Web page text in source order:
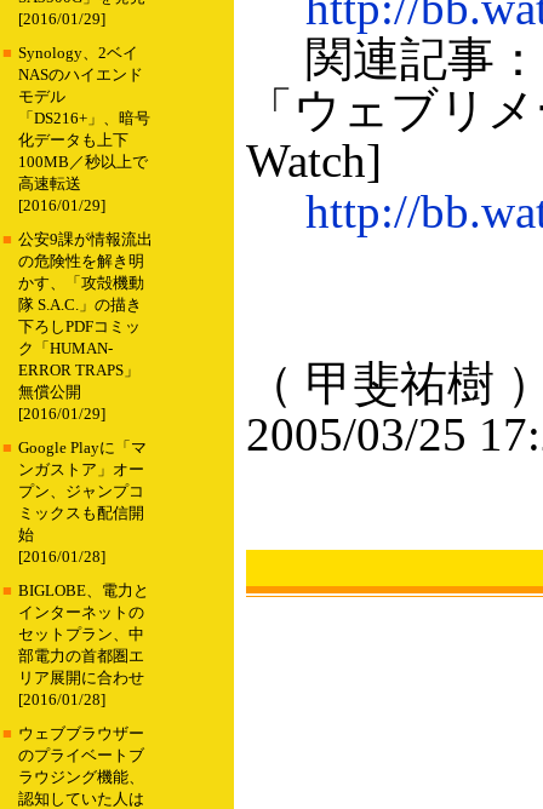
[2016/01/29]
■ Synology、2ベイ
NASのハイエンド
モデル
「DS216+」、暗号
化データも上下
100MB／秒以上で
高速転送
[2016/01/29]
■ 公安9課が情報流出
の危険性を解き明
かす、「攻殻機動
隊 S.A.C.」の描き
下ろしPDFコミッ
ク「HUMAN-
ERROR TRAPS」
無償公開
[2016/01/29]
■ Google Playに「マ
ンガストア」オー
プン、ジャンプコ
ミックスも配信開
始
[2016/01/28]
■ BIGLOBE、電力と
インターネットの
セットプラン、中
部電力の首都圏エ
リア展開に合わせ
[2016/01/28]
■ ウェブブラウザー
のプライベートブ
ラウジング機能、
認知していた人は
関連記事：
「ウェブリ
Watch]
http://
（ 甲斐祐樹
2005/03/25